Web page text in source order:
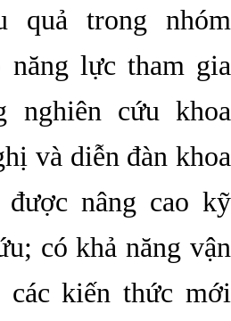
quả trong nhóm
năng lực tham gia
nghiên cứu khoa
và diễn đàn khoa
nâng cao kỹ
có khả năng vận
các kiến thức mới